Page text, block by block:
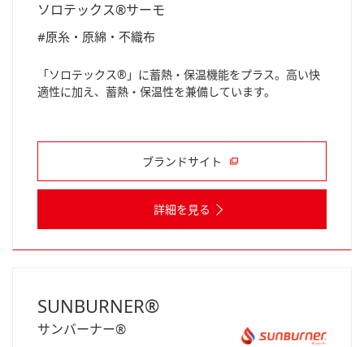
ソロテックス®サーモ
#原糸・原綿・不織布
「ソロテックス®」に蓄熱・保温機能をプラス。高い快
適性に加え、蓄熱・保温性を兼備しています。
ブランドサイト
詳細を見る
SUNBURNER®
サンバーナー®